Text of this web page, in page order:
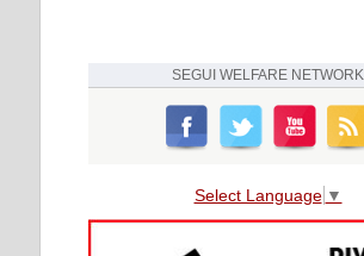
SEGUI WELFARE NETWORK
Select Language ▼